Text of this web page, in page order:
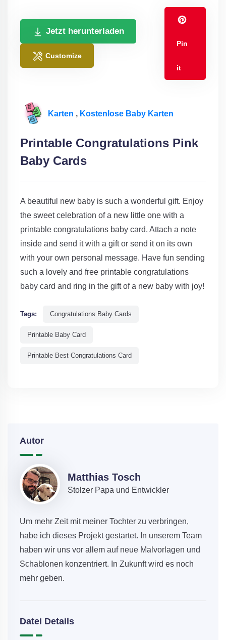
Jetzt herunterladen
Customize
Pin
it
Karten , Kostenlose Baby Karten
Printable Congratulations Pink
Baby Cards
A beautiful new baby is such a wonderful gift. Enjoy
the sweet celebration of a new little one with a
printable congratulations baby card. Attach a note
inside and send it with a gift or send it on its own
with your own personal message. Have fun sending
such a lovely and free printable congratulations
baby card and ring in the gift of a new baby with joy!
Tags: Congratulations Baby Cards
Printable Baby Card
Printable Best Congratulations Card
Autor
Matthias Tosch
Stolzer Papa und Entwickler
Um mehr Zeit mit meiner Tochter zu verbringen,
habe ich dieses Projekt gestartet. In unserem Team
haben wir uns vor allem auf neue Malvorlagen und
Schablonen konzentriert. In Zukunft wird es noch
mehr geben.
Datei Details